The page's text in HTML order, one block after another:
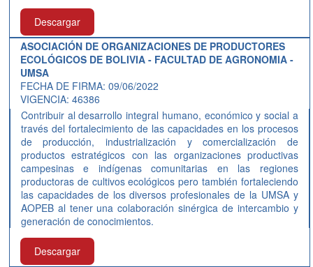
Descargar
ASOCIACIÓN DE ORGANIZACIONES DE PRODUCTORES
ECOLÓGICOS DE BOLIVIA - FACULTAD DE AGRONOMIA -
UMSA
FECHA DE FIRMA: 09/06/2022
VIGENCIA: 46386
Contribuir al desarrollo integral humano, económico y social a
través del fortalecimiento de las capacidades en los procesos
de producción, industrialización y comercialización de
productos estratégicos con las organizaciones productivas
campesinas e indígenas comunitarias en las regiones
productoras de cultivos ecológicos pero también fortaleciendo
las capacidades de los diversos profesionales de la UMSA y
AOPEB al tener una colaboración sinérgica de intercambio y
generación de conocimientos.
Descargar